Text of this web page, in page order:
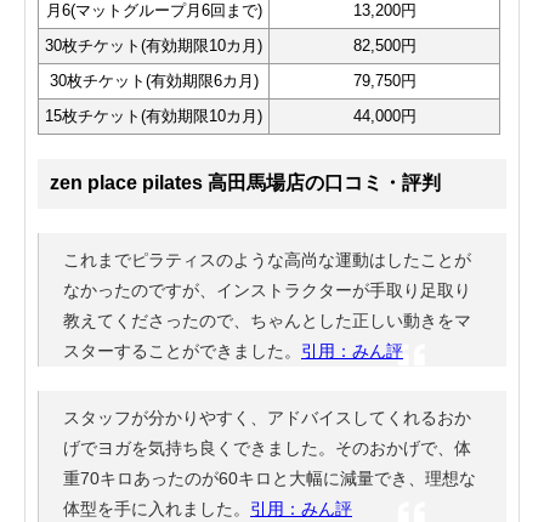
月6(マットグループ月6回まで)
13,200円
30枚チケット(有効期限10カ月)
82,500円
30枚チケット(有効期限6カ月)
79,750円
15枚チケット(有効期限10カ月)
44,000円
zen place pilates 高田馬場店の口コミ・評判
これまでピラティスのような高尚な運動はしたことが
なかったのですが、インストラクターが手取り足取り
教えてくださったので、ちゃんとした正しい動きをマ
スターすることができました。 引用：みん評
スタッフが分かりやすく、アドバイスしてくれるおか
げでヨガを気持ち良くできました。そのおかげで、体
重70キロあったのが60キロと大幅に減量でき、理想な
体型を手に入れました。 引用：みん評